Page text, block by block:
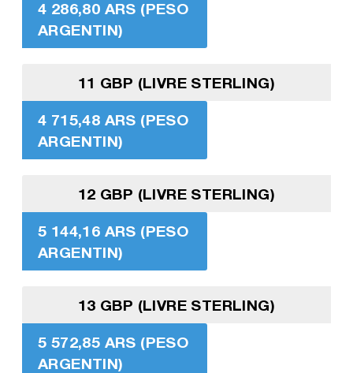
4 286,80 ARS (PESO
ARGENTIN)
11 GBP (LIVRE STERLING)
4 715,48 ARS (PESO
ARGENTIN)
12 GBP (LIVRE STERLING)
5 144,16 ARS (PESO
ARGENTIN)
13 GBP (LIVRE STERLING)
5 572,85 ARS (PESO
ARGENTIN)